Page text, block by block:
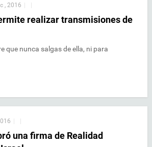
, 2016
realizar transmisiones de
que nunca salgas de ella, ni para
una firma de Realidad